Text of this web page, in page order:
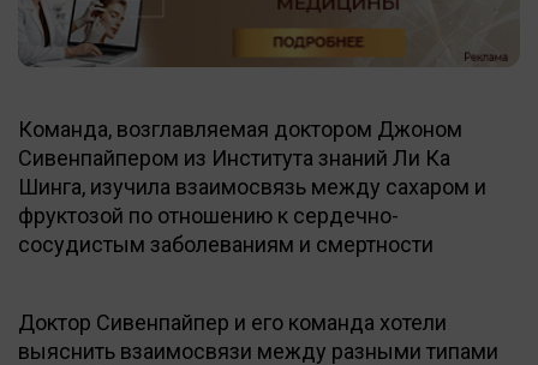
Команда, возглавляемая доктором Джоном
Сивенпайпером из Института знаний Ли Ка
Шинга, изучила взаимосвязь между сахаром и
фруктозой по отношению к сердечно-
сосудистым заболеваниям и смертности
Доктор Сивенпайпер и его команда хотели
выяснить взаимосвязи между разными типами